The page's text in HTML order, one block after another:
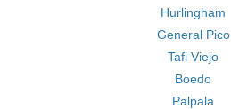
Hurlingham
General Pico
Tafi Viejo
Boedo
Palpala